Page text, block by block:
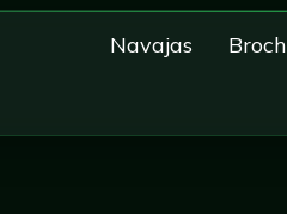
Navajas